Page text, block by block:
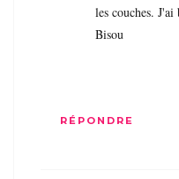
les couches.
Bisou
RÉPONDRE